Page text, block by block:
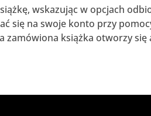
wskazując w opcjach
się na swoje konto przy
zamówiona książka otworzy się